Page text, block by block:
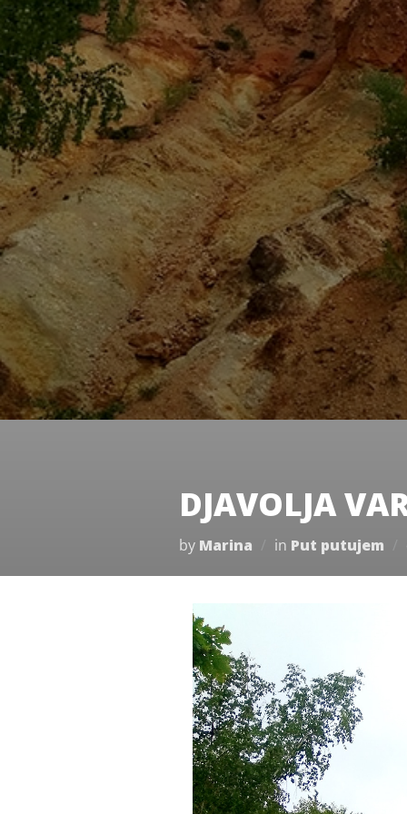
DJAVOLJA
by Marina in Put putujem